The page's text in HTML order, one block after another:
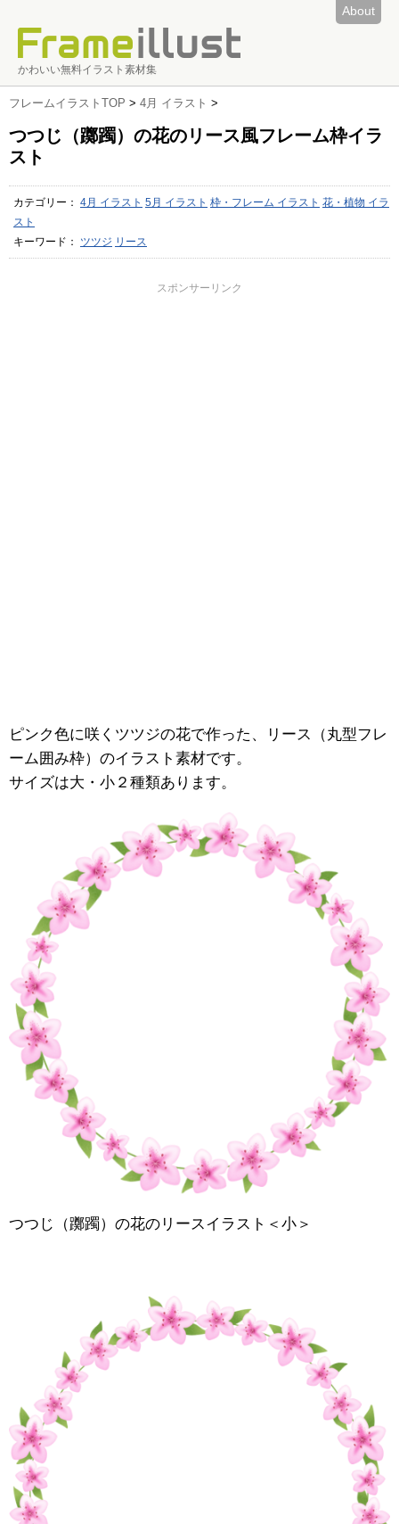
About
かわいい無料イラスト素材集
フレームイラストTOP > 4月 イラスト >
つつじ（躑躅）の花のリース風フレーム枠イラ
スト
カテゴリー： 4月 イラスト 5月 イラスト 枠・フレーム イラスト 花・植物 イラ
スト
キーワード： ツツジ リース
スポンサーリンク
ピンク色に咲くツツジの花で作った、リース（丸型フレ
ーム囲み枠）のイラスト素材です。
サイズは大・小２種類あります。
つつじ（躑躅）の花のリースイラスト＜小＞